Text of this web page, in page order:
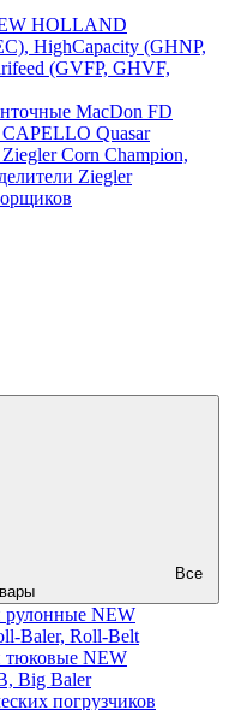
HOLLAND
HighCapacity (GHNP,
(GVFP, GHVF,
MacDon FD
Quasar
Corn Champion,
Ziegler
Все
рулонные NEW
Baler, Roll-Belt
тюковые NEW
Big Baler
погрузчиков